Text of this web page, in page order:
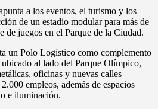
a los eventos, el turismo y los
de un estadio modular para más de
de juegos en el Parque de la Ciudad.
un Polo Logístico como complemento
al lado del Parque Olímpico,
oficinas y nuevas calles
empleos, además de espacios
e iluminación.